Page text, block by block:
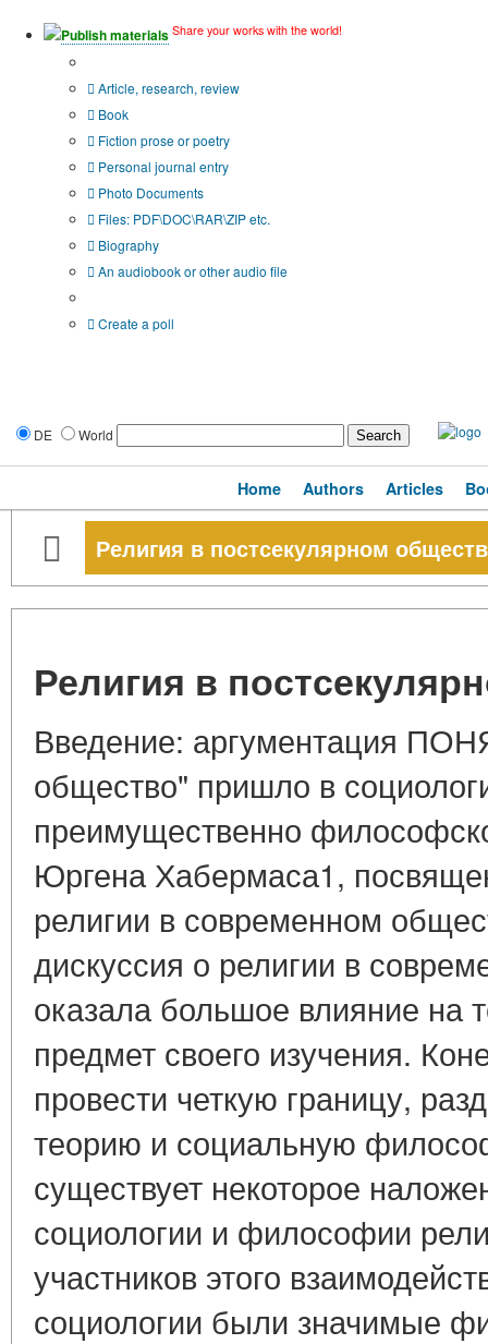
Publish materials Share your works with the world!
Article, research, review
Book
Fiction prose or poetry
Personal journal entry
Photo Documents
Files: PDF\DOC\RAR\ZIP etc.
Biography
An audiobook or other audio file
Create a poll
DE World
Home Authors Articles
Религия в постсекулярном
Религия в
Введение: аргументация
общество" пришло в
преимущественно
Юргена Хабермаса1,
религии в современном
дискуссия о религии в
оказала большое влияние на
предмет своего изучения.
провести четкую границу,
теорию и социальную
существует некоторое
социологии и философии
участников этого
социологии были значимые